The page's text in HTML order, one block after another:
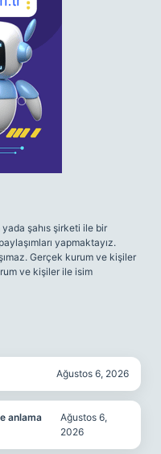
şahıs şirketi ile bir
yapmaktayız.
Gerçek kurum ve kişiler
ve kişiler ile isim
Ağustos 6, 2026
anlama
Ağustos 6,
2026